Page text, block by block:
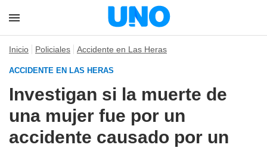
Inicio Policiales Accidente en Las Heras
ACCIDENTE EN LAS HERAS
Investigan si la muerte de
una mujer fue por un
accidente causado por un